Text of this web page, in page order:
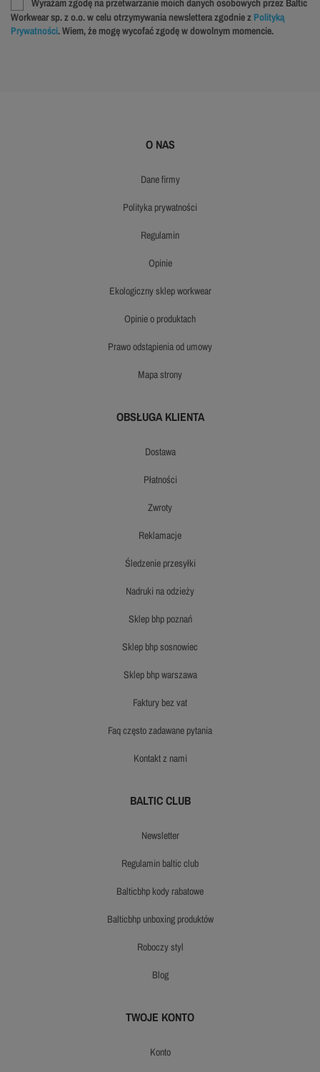
Wyrażam zgodę na przetwarzanie moich danych osobowych przez Baltic
Workwear sp. z o.o. w celu otrzymywania newslettera zgodnie z Polityką
Prywatności. Wiem, że mogę wycofać zgodę w dowolnym momencie.
O NAS
dane firmy
polityka prywatności
regulamin
opinie
ekologiczny sklep workwear
opinie o produktach
prawo odstąpienia od umowy
mapa strony
OBSŁUGA KLIENTA
dostawa
płatności
zwroty
reklamacje
śledzenie przesyłki
nadruki na odzieży
sklep bhp poznań
sklep bhp sosnowiec
sklep bhp warszawa
faktury bez vat
faq często zadawane pytania
kontakt z nami
BALTIC CLUB
newsletter
regulamin baltic club
balticbhp kody rabatowe
balticbhp unboxing produktów
roboczy styl
blog
TWOJE KONTO
konto